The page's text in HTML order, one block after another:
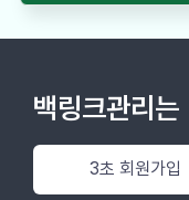
백링크관리는
3초 회원가입